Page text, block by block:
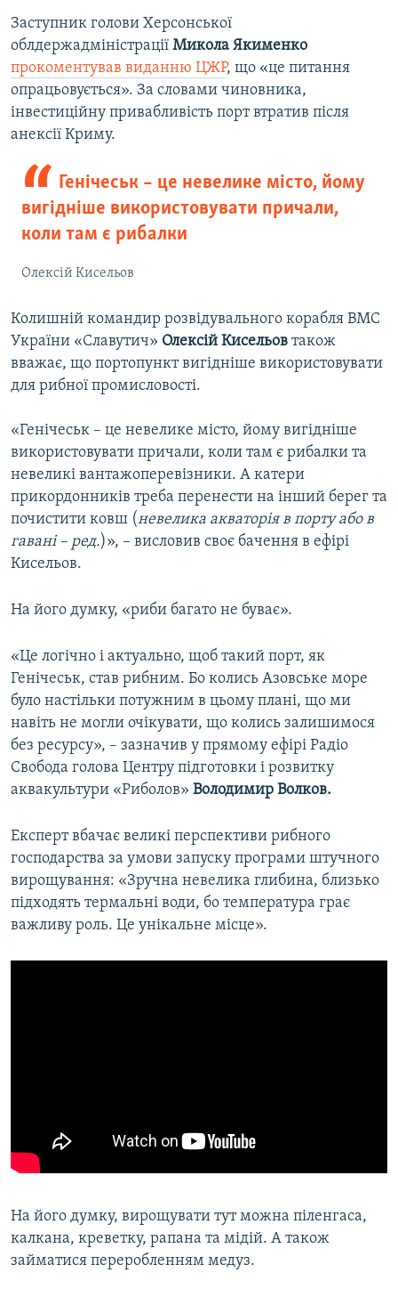
Заступник голови Херсонської
облдержадміністрації Микола Якименко
прокоментував виданню ЦЖР, що «це питання
опрацьовується». За словами чиновника,
інвестиційну привабливість порт втратив після
анексії Криму.
Генічеськ – це невелике місто, йому
вигідніше використовувати причали,
коли там є рибалки
Олексій Кисельов
Колишній командир розвідувального корабля ВМС
України «Славутич» Олексій Кисельов також
вважає, що портопункт вигідніше використовувати
для рибної промисловості.
«Генічеськ – це невелике місто, йому вигідніше
використовувати причали, коли там є рибалки та
невеликі вантажоперевізники. А катери
прикордонників треба перенести на інший берег та
почистити ковш (невелика акваторія в порту або в
гавані – ред.)», – висловив своє бачення в ефірі
Кисельов.
На його думку, «риби багато не буває».
«Це логічно і актуально, щоб такий порт, як
Генічеськ, став рибним. Бо колись Азовське море
було настільки потужним в цьому плані, що ми
навіть не могли очікувати, що колись залишимося
без ресурсу», – зазначив у прямому ефірі Радіо
Свобода голова Центру підготовки і розвитку
аквакультури «Риболов» Володимир Волков.
Експерт вбачає великі перспективи рибного
господарства за умови запуску програми штучного
вирощування: «Зручна невелика глибина, близько
підходять термальні води, бо температура грає
важливу роль. Це унікальне місце».
На його думку, вирощувати тут можна піленгаса,
калкана, креветку, рапана та мідій. А також
займатися переробленням медуз.